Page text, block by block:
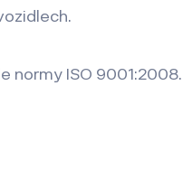
normy ISO 9001:2008.